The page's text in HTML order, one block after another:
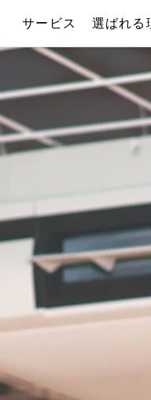
サービス 選ばれる